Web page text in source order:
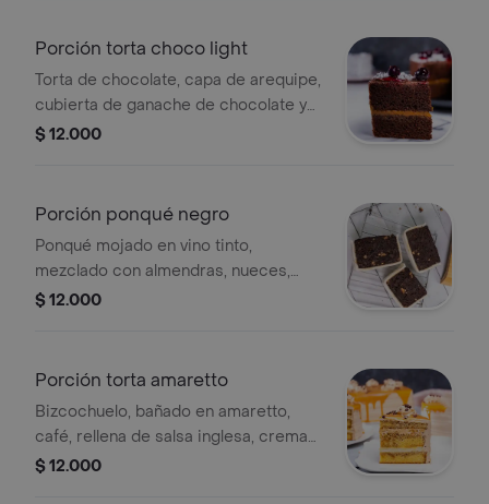
Porción torta choco light
Torta de chocolate, capa de arequipe,
cubierta de ganache de chocolate y
arándanos, endulzado con sucralosa,
$ 12.000
Porción ponqué negro
Ponqué mojado en vino tinto,
mezclado con almendras, nueces,
uvas y ciruelas pasas, cubierto de
$ 12.000
Porción torta amaretto
Bizcochuelo, bañado en amaretto,
café, rellena de salsa inglesa, crema
de arequipe, cubierta de crema de
$ 12.000